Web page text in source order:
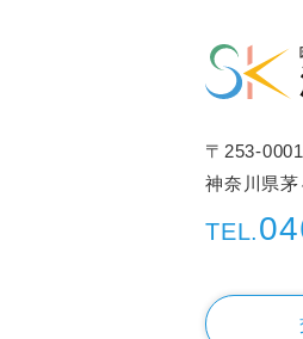
〒253-0001
神奈川県
TEL.